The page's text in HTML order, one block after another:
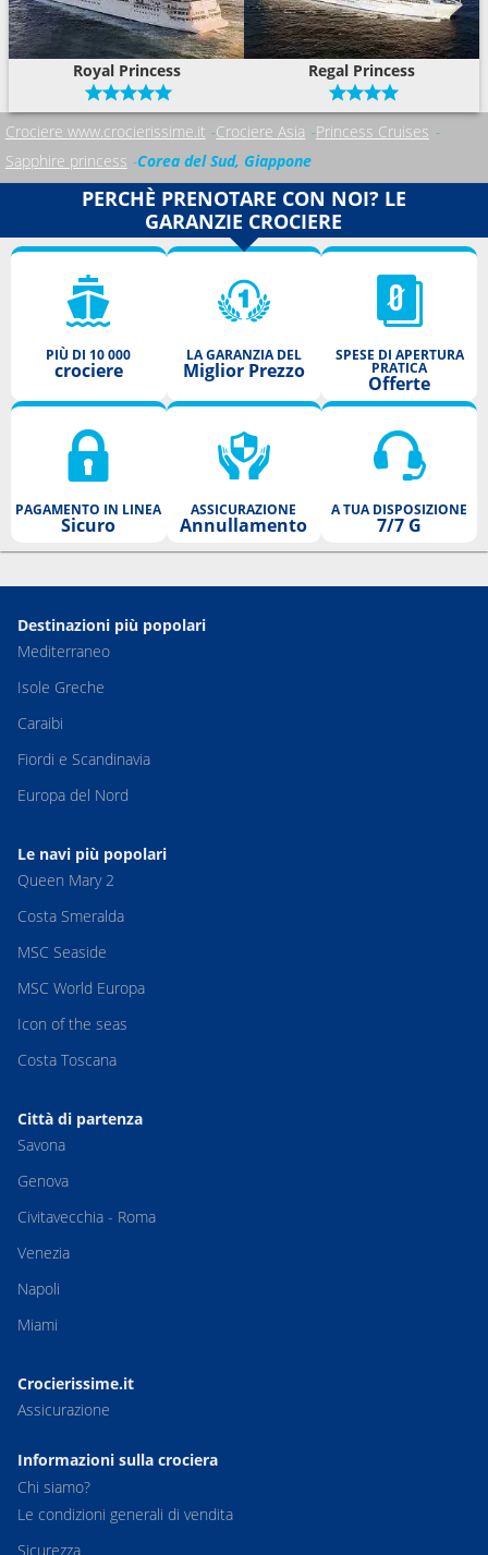
Royal Princess Regal Princess
Crociere www.crocierissime.it Crociere Asia Princess Cruises
Sapphire princess Corea del Sud, Giappone
PERCHÈ PRENOTARE CON NOI? LE
GARANZIE CROCIERE
PIÙ DI 10 000
crociere
LA GARANZIA DEL
Miglior Prezzo
SPESE DI APERTURA
PRATICA
Offerte
PAGAMENTO IN LINEA
Sicuro
ASSICURAZIONE
Annullamento
A TUA DISPOSIZIONE
7/7 G
Destinazioni più popolari
Mediterraneo
Isole Greche
Caraibi
Fiordi e Scandinavia
Europa del Nord
Le navi più popolari
Queen Mary 2
Costa Smeralda
MSC Seaside
MSC World Europa
Icon of the seas
Costa Toscana
Città di partenza
Savona
Genova
Civitavecchia - Roma
Venezia
Napoli
Miami
Crocierissime.it
Assicurazione
Informazioni sulla crociera
Chi siamo?
Le condizioni generali di vendita
Sicurezza